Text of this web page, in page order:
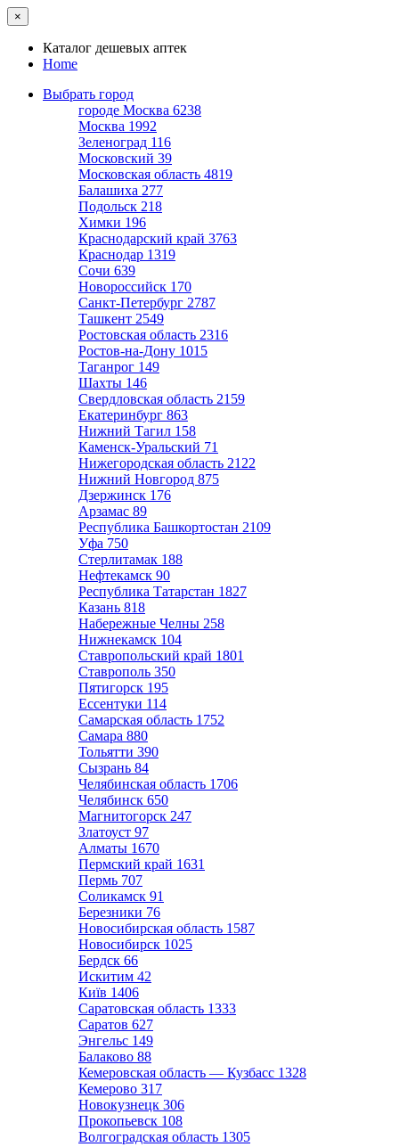
×
Каталог дешевых аптек
Home
Выбрать город
городе Москва 6238
Москва 1992
Зеленоград 116
Московский 39
Московская область 4819
Балашиха 277
Подольск 218
Химки 196
Краснодарский край 3763
Краснодар 1319
Сочи 639
Новороссийск 170
Санкт-Петербург 2787
Ташкент 2549
Ростовская область 2316
Ростов-на-Дону 1015
Таганрог 149
Шахты 146
Свердловская область 2159
Екатеринбург 863
Нижний Тагил 158
Каменск-Уральский 71
Нижегородская область 2122
Нижний Новгород 875
Дзержинск 176
Арзамас 89
Республика Башкортостан 2109
Уфа 750
Стерлитамак 188
Нефтекамск 90
Республика Татарстан 1827
Казань 818
Набережные Челны 258
Нижнекамск 104
Ставропольский край 1801
Ставрополь 350
Пятигорск 195
Ессентуки 114
Самарская область 1752
Самара 880
Тольятти 390
Сызрань 84
Челябинская область 1706
Челябинск 650
Магнитогорск 247
Златоуст 97
Алматы 1670
Пермский край 1631
Пермь 707
Соликамск 91
Березники 76
Новосибирская область 1587
Новосибирск 1025
Бердск 66
Искитим 42
Київ 1406
Саратовская область 1333
Саратов 627
Энгельс 149
Балаково 88
Кемеровская область — Кузбасс 1328
Кемерово 317
Новокузнецк 306
Прокопьевск 108
Волгоградская область 1305